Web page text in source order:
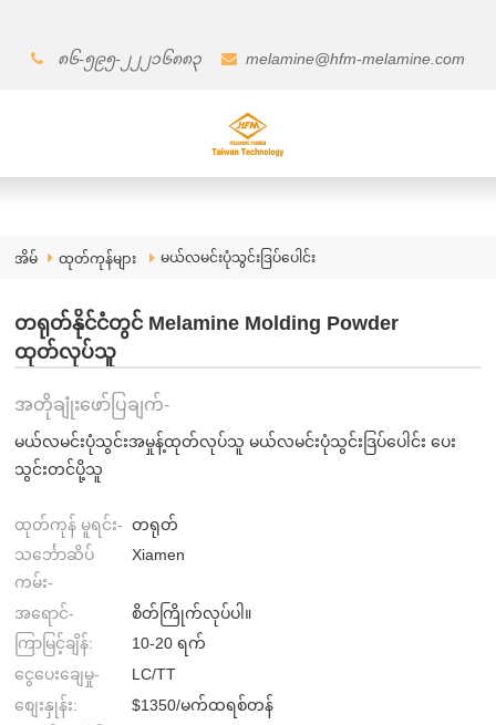
၈၆-၅၉၅-၂၂၂၁၆၈၈၃ melamine@hfm-melamine.com
အိမ် ထုတ်ကုန်များ မယ်လမင်းပုံသွင်းဒြပ်ပေါင်း
တရုတ်နိုင်ငံတွင် Melamine Molding Powder
ထုတ်လုပ်သူ
အတိုချုံးဖော်ပြချက်-
မယ်လမင်းပုံသွင်းအမှုန့်ထုတ်လုပ်သူ မယ်လမင်းပုံသွင်းဒြပ်ပေါင်း ပေး
သွင်းတင်ပို့သူ
ထုတ်ကုန် မူရင်း- တရုတ်
သင်္ဘောဆိပ်
ကမ်း-
Xiamen
အရောင်-
စိတ်ကြိုက်လုပ်ပါ။
ကြာမြင့်ချိန်:
10-20 ရက်
ငွေပေးချေမှု-
LC/TT
စျေးနှုန်း:
$1350/မက်ထရစ်တန်